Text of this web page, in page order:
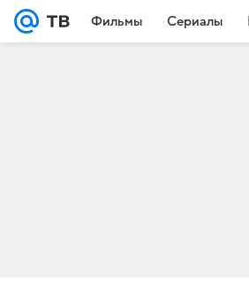
Фильмы Сериалы